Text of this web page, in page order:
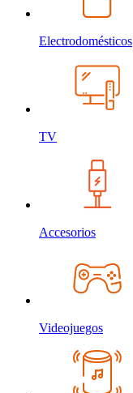
Electrodomésticos
TV
Accesorios
Videojuegos